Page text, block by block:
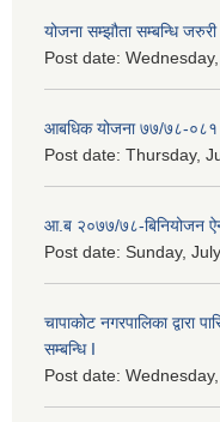
योजना सम्झौता सम्बन्धि
Post date:
आबधिक योजना ७७/७८-०८१
Post date: Thursday,
आ.ब २०७७/७८-बिनियोजन
Post date: Sunday,
चापाकोट नगरपालिका द्वारा
सम्बन्धि I
Post date: